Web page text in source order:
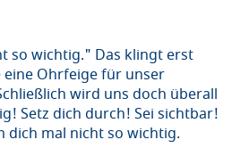
so wichtig." Das klingt erst
eine Ohrfeige für unser
wird uns doch überall
Setz dich durch! Sei sichtbar!
dich mal nicht so wichtig.